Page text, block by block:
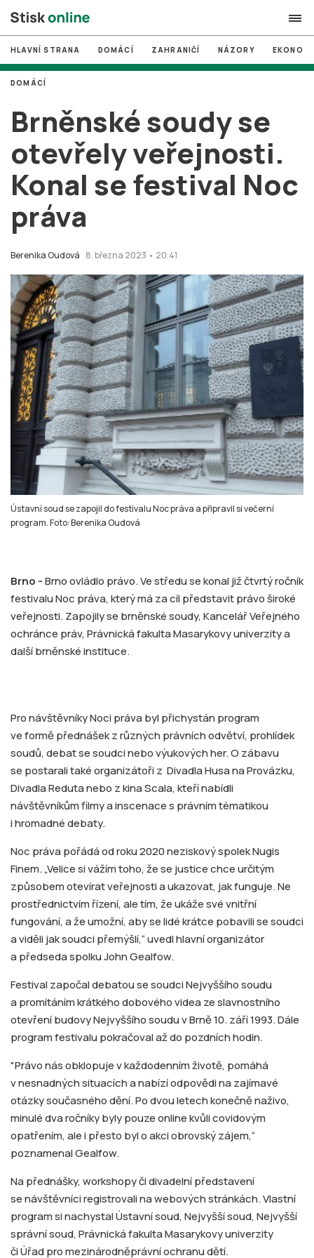
search
# MUNI
# Brno
# volby
login PŘIHLÁSIT SE
Zapomněli jste heslo?
Založit nový účet
HLAVNÍ STRANA DOMÁCÍ ZAHRANIČÍ NÁZORY
Brněnské soudy se
otevřely veřejnosti.
Konal se festival Noc
práva
Berenika Oudová 8. března 2023 • 20:41
DOMÁCÍ
Ústavní soud se zapojil do festivalu Noc práva a připravil si večerní
program. Foto: Berenika Oudová
Brno -Brno ovládlo právo. Ve středu se konal již čtvrtý ročník
festivalu Noc práva, který má za cíl představit právo široké
veřejnosti. Zapojily se brněnské soudy, Kancelář Veřejného
ochránce práv, Právnická fakulta Masarykovy univerzity a
další brněnské instituce.
Pro návštěvníky Noci práva byl přichystán program
ve formě přednášek z různých právních odvětví, prohlídek
soudů, debat se soudci nebo výukových her. O zábavu
se postarali také organizátoři z Divadla Husa na Provázku,
Divadla Reduta nebo z kina Scala, kteří nabídli
návštěvníkům filmy a inscenace s právním tématikou
i hromadné debaty.
Noc práva pořádá od roku 2020 neziskový spolek Nugis
Finem. „Velice si vážím toho, že se justice chce určitým
způsobem otevírat veřejnosti a ukazovat, jak funguje. Ne
prostřednictvím řízení, ale tím, že ukáže své vnitřní
fungování, a že umožní, aby se lidé krátce pobavili se soudci
a viděli jak soudci přemýšlí,“ uvedl hlavní organizátor
a předseda spolku John Gealfow.
Festival započal debatou se soudci Nejvyššího soudu
a promítáním krátkého dobového videa ze slavnostního
otevření budovy Nejvyššího soudu v Brně 10. září 1993. Dále
program festivalu pokračoval až do pozdních hodin.
"Právo nás obklopuje v každodenním životě, pomáhá
v nesnadných situacích a nabízí odpovědi na zajímavé
otázky současného dění. Po dvou letech konečně naživo,
minulé dva ročníky byly pouze online kvůli covidovým
opatřením, ale i přesto byl o akci obrovský zájem,“
poznamenal Gealfow.
Na přednášky, workshopy či divadelní představení
se návštěvníci registrovali na webových stránkách. Vlastní
program si nachystal Ústavní soud, Nejvyšší soud, Nejvyšší
správní soud, Právnická fakulta Masarykovy univerzity
či Úřad pro mezinárodněprávní ochranu dětí.